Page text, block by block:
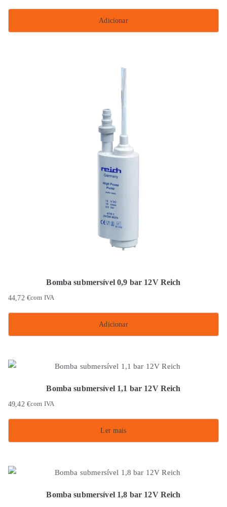
Adicionar
Bomba submersível 0,9 bar 12V Reich
44,72 €com IVA
Adicionar
Bomba submersível 1,1 bar 12V Reich
49,42 €com IVA
Ler mais
Bomba submersível 1,8 bar 12V Reich